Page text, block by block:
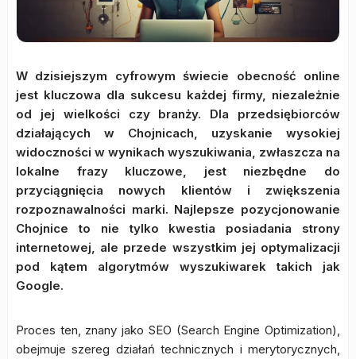
W dzisiejszym cyfrowym świecie obecność online
jest kluczowa dla sukcesu każdej firmy, niezależnie
od jej wielkości czy branży. Dla przedsiębiorców
działających w Chojnicach, uzyskanie wysokiej
widoczności w wynikach wyszukiwania, zwłaszcza na
lokalne frazy kluczowe, jest niezbędne do
przyciągnięcia nowych klientów i zwiększenia
rozpoznawalności marki. Najlepsze pozycjonowanie
Chojnice to nie tylko kwestia posiadania strony
internetowej, ale przede wszystkim jej optymalizacji
pod kątem algorytmów wyszukiwarek takich jak
Google.
Proces ten, znany jako SEO (Search Engine Optimization),
obejmuje szereg działań technicznych i merytorycznych,